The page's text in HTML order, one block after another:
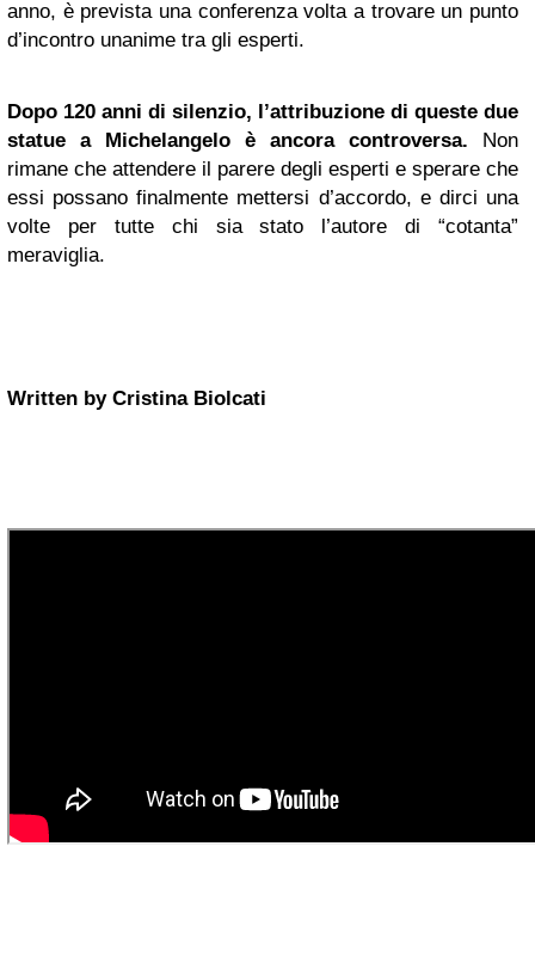
anno, è prevista una conferenza volta a trovare un punto
d’incontro unanime tra gli esperti.
Dopo 120 anni di silenzio, l’attribuzione di queste due
statue a Michelangelo è ancora controversa. Non
rimane che attendere il parere degli esperti e sperare che
essi possano finalmente mettersi d’accordo, e dirci una
volte per tutte chi sia stato l’autore di “cotanta”
meraviglia.
Written by Cristina Biolcati